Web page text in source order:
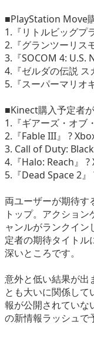
■PlayStation Move
1.『リトルビッグプ
2.『グランツーリス
3.『SOCOM 4: U.S.
4.『ゼルダの伝説 ス
5.『スーパーマリオ
■Kinect購入予定者
1.『ギアーズ・オブ
2.『Fable III』 ?
3. Call of Duty:
4.『Halo: Reach』 ?
5.『Dead Space 2
両ユーザーが期待す
トップ。アクショ
ャンルがランクイ
定者の期待タイトル
深いところです。
意外と低い結果が出
とも大いに関係し
報が公開されていな
の新情報ラッシュで